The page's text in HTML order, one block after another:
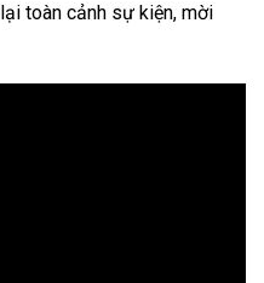
toàn cảnh sự kiện, mời